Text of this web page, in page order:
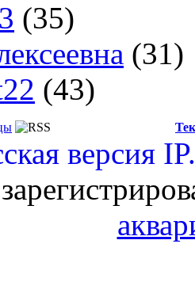
(35)
(31)
(43)
версия